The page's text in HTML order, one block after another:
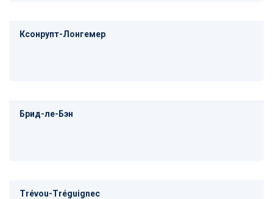
Ксонрупт-Лонгемер
Брид-ле-Бэн
Trévou-Tréguignec